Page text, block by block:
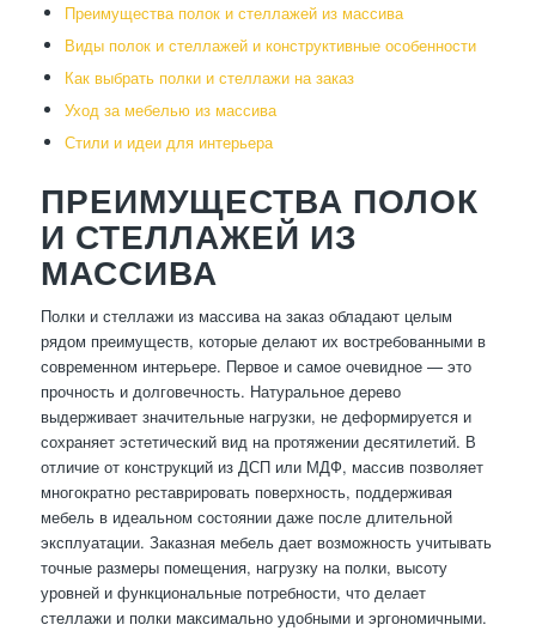
Преимущества полок и стеллажей из массива
Виды полок и стеллажей и конструктивные особенности
Как выбрать полки и стеллажи на заказ
Уход за мебелью из массива
Стили и идеи для интерьера
ПРЕИМУЩЕСТВА ПОЛОК
И СТЕЛЛАЖЕЙ ИЗ
МАССИВА
Полки и стеллажи из массива на заказ обладают целым
рядом преимуществ, которые делают их востребованными в
современном интерьере. Первое и самое очевидное — это
прочность и долговечность. Натуральное дерево
выдерживает значительные нагрузки, не деформируется и
сохраняет эстетический вид на протяжении десятилетий. В
отличие от конструкций из ДСП или МДФ, массив позволяет
многократно реставрировать поверхность, поддерживая
мебель в идеальном состоянии даже после длительной
эксплуатации. Заказная мебель дает возможность учитывать
точные размеры помещения, нагрузку на полки, высоту
уровней и функциональные потребности, что делает
стеллажи и полки максимально удобными и эргономичными.